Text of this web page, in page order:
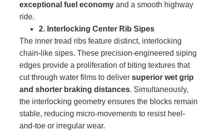
exceptional fuel economy and a smooth highway
ride.
2. Interlocking Center Rib Sipes
The inner tread ribs feature distinct, interlocking
chain-like sipes. These precision-engineered siping
edges provide a proliferation of biting textures that
cut through water films to deliver superior wet grip
and shorter braking distances. Simultaneously,
the interlocking geometry ensures the blocks remain
stable, reducing micro-movements to resist heel-
and-toe or irregular wear.